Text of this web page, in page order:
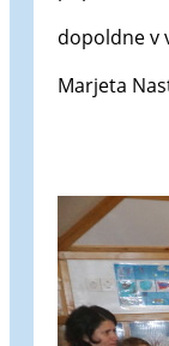
dopoldne v
Marjeta